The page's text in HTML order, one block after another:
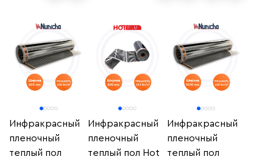
Инфракрасный
пленочный
теплый пол
Инфракрасный
пленочный
теплый пол Hot
Инфракрасный
пленочный
теплый пол